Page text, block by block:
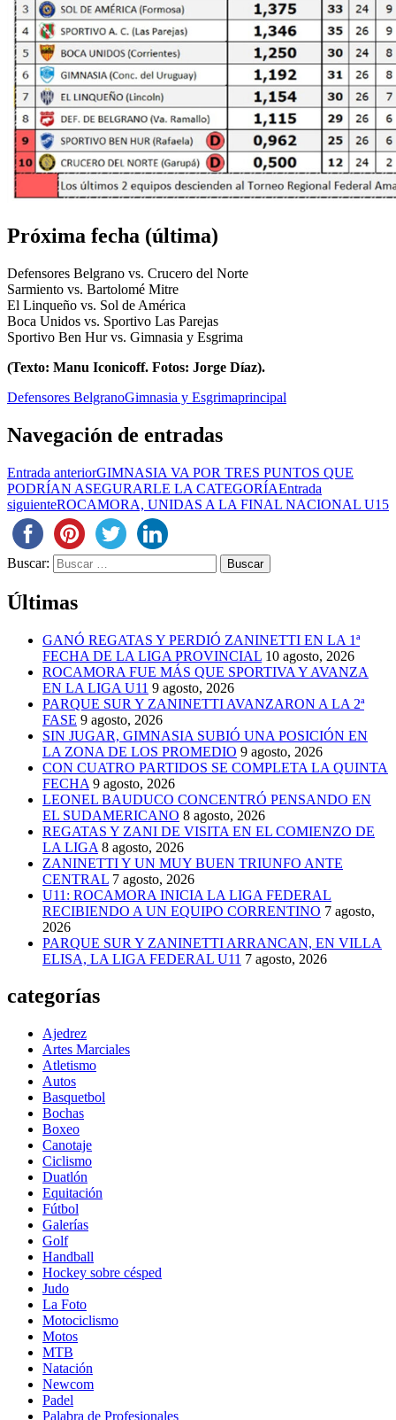
Próxima fecha (última)
Defensores Belgrano vs. Crucero del Norte
Sarmiento vs. Bartolomé Mitre
El Linqueño vs. Sol de América
Boca Unidos vs. Sportivo Las Parejas
Sportivo Ben Hur vs. Gimnasia y Esgrima
(Texto: Manu Iconicoff. Fotos: Jorge Díaz).
Defensores BelgranoGimnasia y Esgrimaprincipal
Navegación de entradas
Entrada anteriorGIMNASIA VA POR TRES PUNTOS QUE
PODRÍAN ASEGURARLE LA CATEGORÍAEntrada
siguienteROCAMORA, UNIDAS A LA FINAL NACIONAL U15
Buscar:
Últimas
GANÓ REGATAS Y PERDIÓ ZANINETTI EN LA 1ª
FECHA DE LA LIGA PROVINCIAL 10 agosto, 2026
ROCAMORA FUE MÁS QUE SPORTIVA Y AVANZA
EN LA LIGA U11 9 agosto, 2026
PARQUE SUR Y ZANINETTI AVANZARON A LA 2ª
FASE 9 agosto, 2026
SIN JUGAR, GIMNASIA SUBIÓ UNA POSICIÓN EN
LA ZONA DE LOS PROMEDIO 9 agosto, 2026
CON CUATRO PARTIDOS SE COMPLETA LA QUINTA
FECHA 9 agosto, 2026
LEONEL BAUDUCO CONCENTRÓ PENSANDO EN
EL SUDAMERICANO 8 agosto, 2026
REGATAS Y ZANI DE VISITA EN EL COMIENZO DE
LA LIGA 8 agosto, 2026
ZANINETTI Y UN MUY BUEN TRIUNFO ANTE
CENTRAL 7 agosto, 2026
U11: ROCAMORA INICIA LA LIGA FEDERAL
RECIBIENDO A UN EQUIPO CORRENTINO 7 agosto,
2026
PARQUE SUR Y ZANINETTI ARRANCAN, EN VILLA
ELISA, LA LIGA FEDERAL U11 7 agosto, 2026
categorías
Ajedrez
Artes Marciales
Atletismo
Autos
Basquetbol
Bochas
Boxeo
Canotaje
Ciclismo
Duatlón
Equitación
Fútbol
Galerías
Golf
Handball
Hockey sobre césped
Judo
La Foto
Motociclismo
Motos
MTB
Natación
Newcom
Padel
Palabra de Profesionales